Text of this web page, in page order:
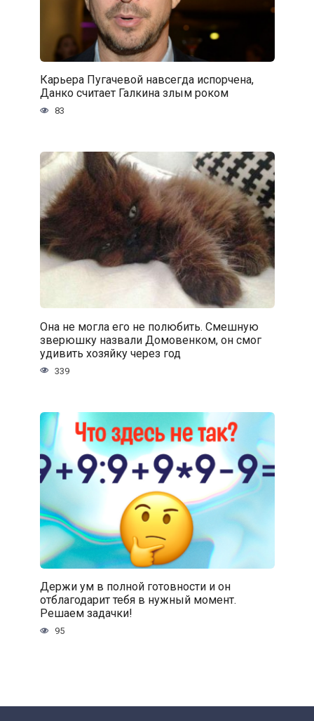
Карьера Пугачевой навсегда испорчена,
Данко считает Галкина злым роком
83
Она не могла его не полюбить. Смешную
зверюшку назвали Домовенком, он смог
удивить хозяйку через год
339
Держи ум в полной готовности и он
отблагодарит тебя в нужный момент.
Решаем задачки!
95